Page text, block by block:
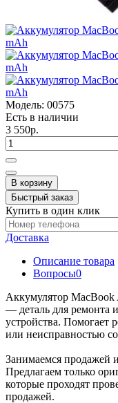
Модель: 00575
Есть в наличии
3 550р.
В корзину
Быстрый заказ
Купить в один клик
Доставка
Описание товара
Вопросы0
Аккумулятор MacBook
— деталь для ремонта
устройства. Помогает
или неисправностью
Занимаемся продажей
Предлагаем только
которые проходят
продажей.